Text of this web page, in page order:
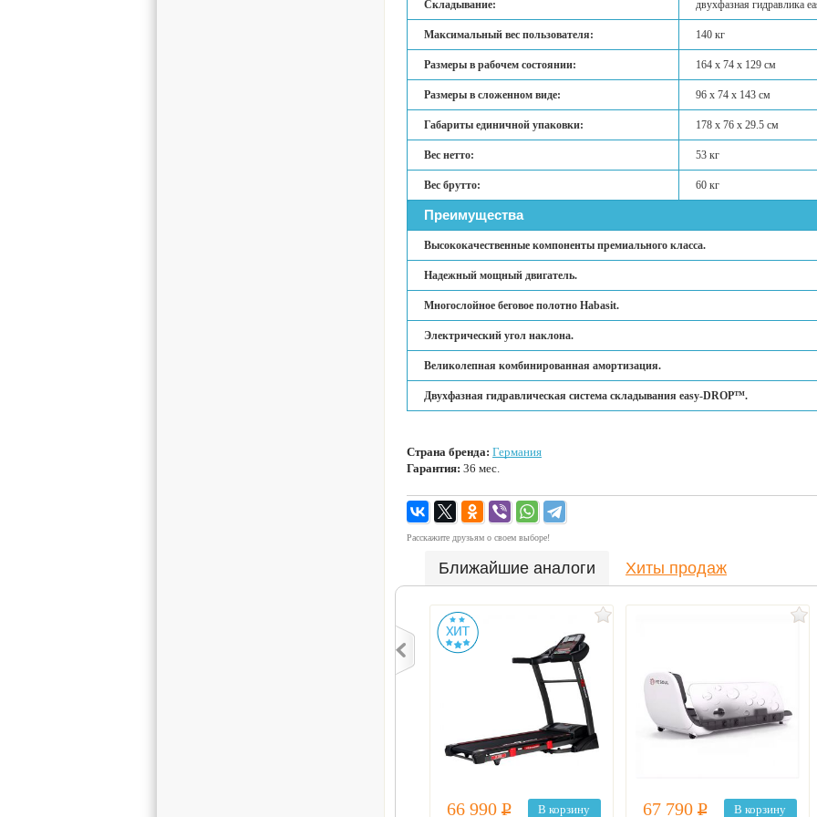
Складывание: двухфазная гидравлика
Максимальный вес пользователя: 140 кг
Размеры в рабочем состоянии: 164 х 74 х 129 см
Размеры в сложенном виде: 96 х 74 х 143 см
Габариты единичной упаковки: 178 х 76 х 29.5 см
Вес нетто: 53 кг
Вес брутто: 60 кг
Преимущества
Высококачественные компоненты премиального класса.
Надежный мощный двигатель.
Многослойное беговое полотно Habasit.
Электрический угол наклона.
Великолепная комбинированная амортизация.
Двухфазная гидравлическая система складывания easy-DROP™.
Страна бренда: Германия
Гарантия: 36 мес.
Расскажите друзьям о своем выборе!
Ближайшие аналоги Хиты продаж
66 990 Р В корзину 67 790 Р В корзину